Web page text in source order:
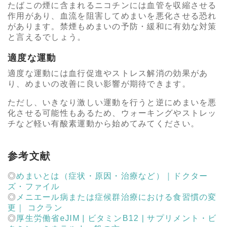
たばこの煙に含まれるニコチンには血管を収縮させる
作用があり、血流を阻害してめまいを悪化させる恐れ
があります。禁煙もめまいの予防・緩和に有効な対策
と言えるでしょう。
適度な運動
適度な運動には血行促進やストレス解消の効果があ
り、めまいの改善に良い影響が期待できます。
ただし、いきなり激しい運動を行うと逆にめまいを悪
化させる可能性もあるため、ウォーキングやストレッ
チなど軽い有酸素運動から始めてみてください。
参考文献
めまいとは（症状・原因・治療など）｜ドクター
ズ・ファイル
メニエール病または症候群治療における食習慣の変
更｜ コクラン
厚生労働省eJIM | ビタミンB12 | サプリメント・ビ